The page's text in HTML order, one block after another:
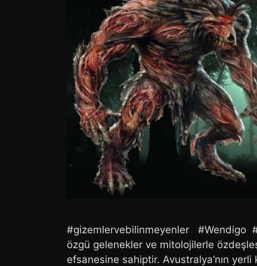
#gizemlervebilinmeyenler #Wendigo
özgü gelenekler ve mitolojilerle
efsanesine sahiptir. Avustralya’nın